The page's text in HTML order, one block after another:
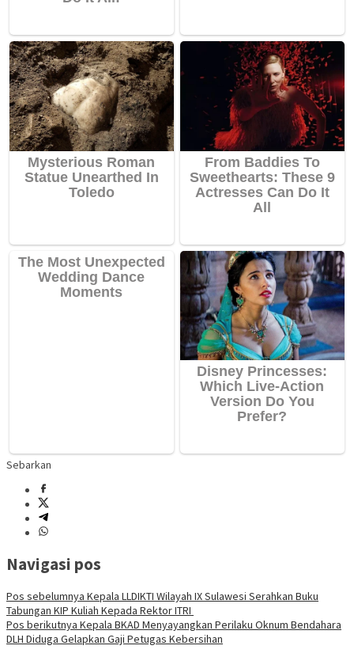
Sebarkan
Navigasi pos
Pos sebelumnya Kepala LLDIKTI Wilayah IX Sulawesi Serahkan Buku
Tabungan KIP Kuliah Kepada Rektor ITRI
Pos berikutnya Kepala BKAD Menyayangkan Perilaku Oknum Bendahara
DLH Diduga Gelapkan Gaji Petugas Kebersihan